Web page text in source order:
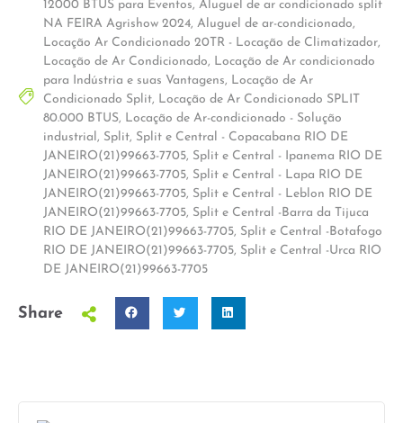
12000 BTUS para Eventos, Aluguel de ar condicionado split
NA FEIRA Agrishow 2024, Aluguel de ar-condicionado,
Locação Ar Condicionado 20TR - Locação de Climatizador,
Locação de Ar Condicionado, Locação de Ar condicionado
para Indústria e suas Vantagens, Locação de Ar
Condicionado Split, Locação de Ar Condicionado SPLIT
80.000 BTUS, Locação de Ar-condicionado - Solução
industrial , Split, Split e Central - Copacabana RIO DE
JANEIRO(21)99663-7705, Split e Central - Ipanema RIO DE
JANEIRO(21)99663-7705, Split e Central - Lapa RIO DE
JANEIRO(21)99663-7705, Split e Central - Leblon RIO DE
JANEIRO(21)99663-7705, Split e Central -Barra da Tijuca
RIO DE JANEIRO(21)99663-7705, Split e Central -Botafogo
RIO DE JANEIRO(21)99663-7705, Split e Central -Urca RIO
DE JANEIRO(21)99663-7705
Share